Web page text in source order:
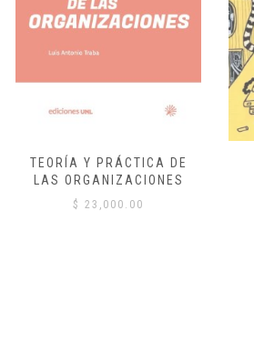
TEORÍA Y PRÁCTICA DE
LAS ORGANIZACIONES
$ 23,000.00